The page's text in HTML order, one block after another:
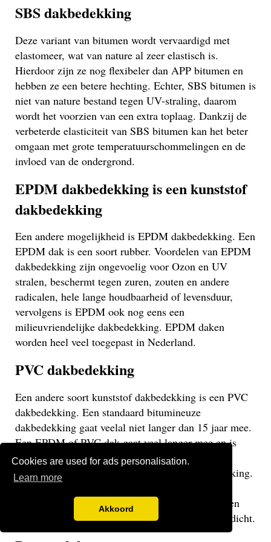
Cookies are used for ads personalisation.
Learn more
Akkoord
SBS dakbedekking
Deze variant van bitumen wordt vervaardigd met
elastomeer, wat van nature al zeer elastisch is.
Hierdoor zijn ze nog flexibeler dan APP bitumen en
hebben ze een betere hechting. Echter, SBS bitumen is
niet van nature bestand tegen UV-straling, daarom
wordt het voorzien van een extra toplaag. Dankzij de
verbeterde elasticiteit van SBS bitumen kan het beter
omgaan met grote temperatuurschommelingen en de
invloed van de ondergrond.
EPDM dakbedekking is een kunststof
dakbedekking
Een andere mogelijkheid is EPDM dakbedekking. Een
EPDM dak is een soort rubber. Voordelen van EPDM
dakbedekking zijn ongevoelig voor Ozon en UV
stralen, beschermt tegen zuren, zouten en andere
radicalen, hele lange houdbaarheid of levensduur,
vervolgens is EPDM ook nog eens een
milieuvriendelijke dakbedekking. EPDM daken
worden heel veel toegepast in Nederland.
PVC dakbedekking
Een andere soort kunststof dakbedekking is een PVC
dakbedekking. Een standaard bitumineuze
dakbedekking gaat veelal niet langer dan 15 jaar mee.
Een EPDM of PVC dak gaat veel langer mee en is
daarom een stuk duurzamer. Een PVC dak heeft
dezelfde eigenschappen als een EPDM dakbedekking.
EPDM dak, maar uiteraard langer dan een bitumen
dak. Bovendien is het altijd wind, regen en waterdicht.